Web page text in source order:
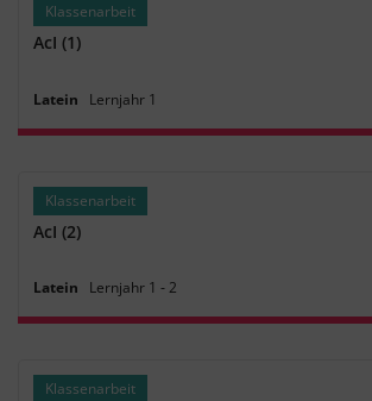
Klassenarbeit
AcI (1)
Latein Lernjahr 1
Klassenarbeit
AcI (2)
Latein Lernjahr 1 ‐2
Klassenarbeit